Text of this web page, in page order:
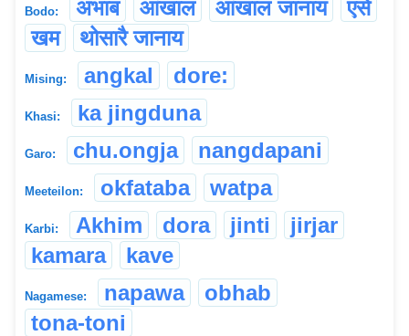
Bodo: अभाब आंखाल आंखाल जानाय
एसे
खम
थोसारै जानाय
Mising: angkal dore:
Khasi: ka jingduna
Garo: chu.ongja nangdapani
Meeteilon: okfataba watpa
Karbi: Akhim dora jinti
jirjar
kamara
kave
Nagamese: napawa
obhab
tona-toni